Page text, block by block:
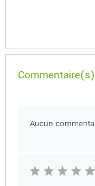
Commentaire(s)
Aucun